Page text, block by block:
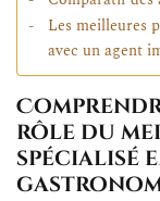
Les meilleures
avec un agent
rôle du
spécialisé